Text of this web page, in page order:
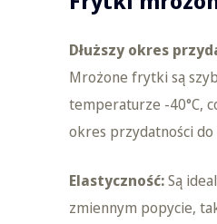
Dłuższy okres
Mrożone frytki są
temperaturze -40°C,
okres przydatności do
Elastyczność:Są
zmiennym popycie,